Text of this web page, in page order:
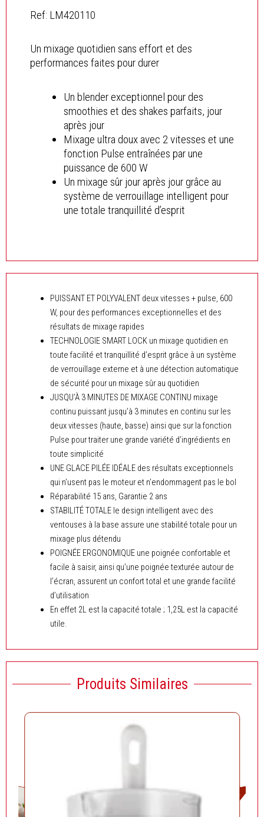
Ref: LM420110
Un mixage quotidien sans effort et des
performances faites pour durer
Un blender exceptionnel pour des
smoothies et des shakes parfaits, jour
après jour
Mixage ultra doux avec 2 vitesses et une
fonction Pulse entraînées par une
puissance de 600 W
Un mixage sûr jour après jour grâce au
système de verrouillage intelligent pour
une totale tranquillité d’esprit
PUISSANT ET POLYVALENT deux vitesses + pulse, 600
W, pour des performances exceptionnelles et des
résultats de mixage rapides
TECHNOLOGIE SMART LOCK un mixage quotidien en
toute facilité et tranquillité d’esprit grâce à un système
de verrouillage externe et à une détection automatique
de sécurité pour un mixage sûr au quotidien
JUSQU’À 3 MINUTES DE MIXAGE CONTINU mixage
continu puissant jusqu’à 3 minutes en continu sur les
deux vitesses (haute, basse) ainsi que sur la fonction
Pulse pour traiter une grande variété d’ingrédients en
toute simplicité
UNE GLACE PILÉE IDÉALE des résultats exceptionnels
qui n’usent pas le moteur et n’endommagent pas le bol
Réparabilité 15 ans, Garantie 2 ans
STABILITÉ TOTALE le design intelligent avec des
ventouses à la base assure une stabilité totale pour un
mixage plus détendu
POIGNÉE ERGONOMIQUE une poignée confortable et
facile à saisir, ainsi qu’une poignée texturée autour de
l’écran, assurent un confort total et une grande facilité
d’utilisation
En effet 2L est la capacité totale ; 1,25L est la capacité
utile.
Produits Similaires
Solde!